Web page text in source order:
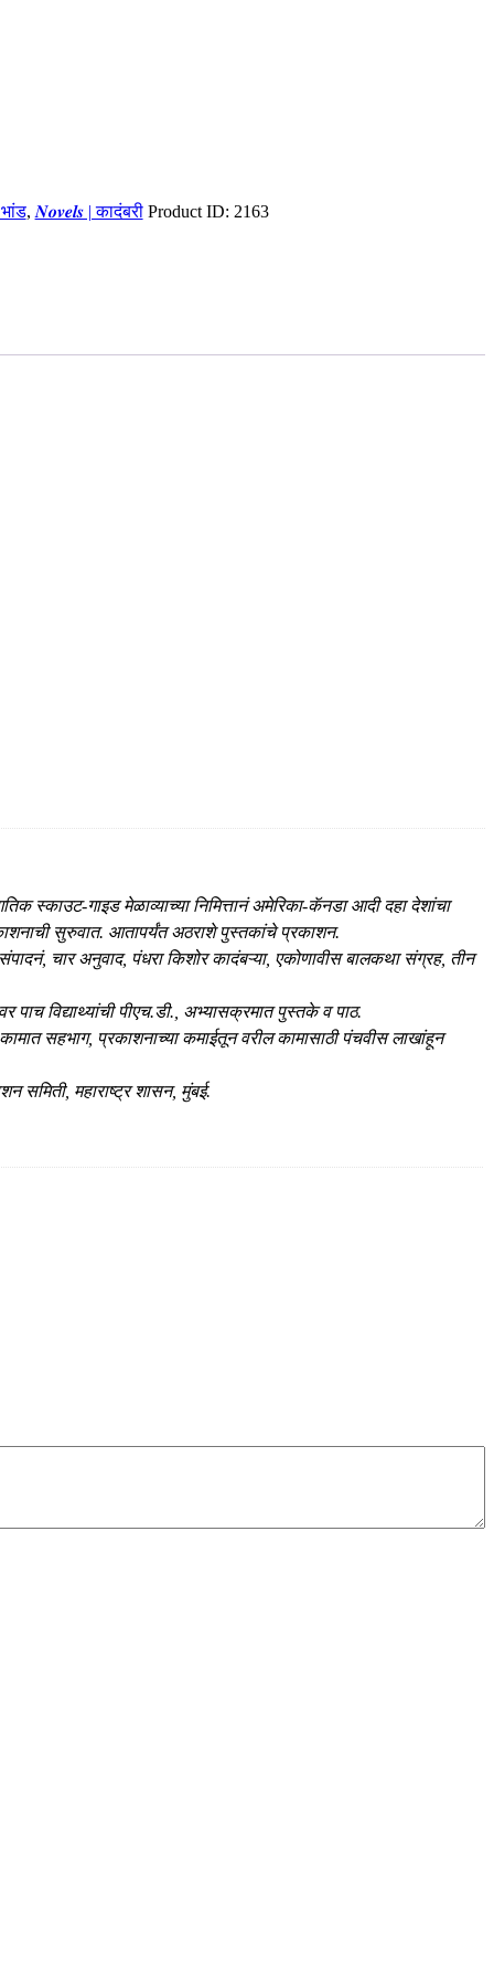
, 𝑵𝒐𝒗𝒆𝒍𝒔 | कादंबरी Product ID: 2163
स्काउट-गाइड मेळाव्याच्या निमित्तानं अमेरिका-कॅनडा आदी दहा देशांचा
सुरुवात. आतापर्यंत अठराशे पुस्तकांचे प्रकाशन.
चार अनुवाद, पंधरा किशोर कादंबऱ्या, एकोणावीस बालकथा संग्रह, तीन
पाच विद्याथ्यांची पीएच.डी., अभ्यासक्रमात पुस्तके व पाठ.
सहभाग, प्रकाशनाच्या कमाईतून वरील कामासाठी पंचवीस लाखांहून
समिती, महाराष्ट्र शासन, मुंबई.